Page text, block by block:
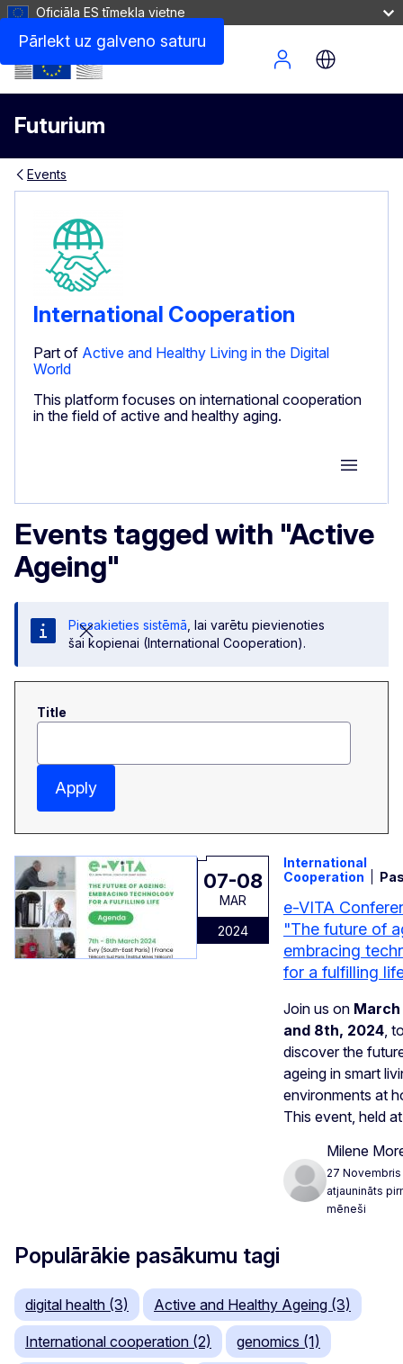
Pārlekt uz galveno saturu
Oficiāla ES tīmekļa vietne
Futurium
Site Menu
Events
International Cooperation
Part of Active and Healthy Living in the Digital
World
This platform focuses on international cooperation
in the field of active and healthy aging.
Group
Events tagged with "Active
Ageing"
Piesakieties sistēmā , lai varētu pievienoties
šai kopienai (International Cooperation).
Title
Apply
07-08
MAR
2024
International
Cooperation
e-VITA
"The future of
embracing
for a fulfilling
Join us on
and 8th, 2024,
discover the
ageing in smart
environments at
This event, held at
Milene
27
atjaunināts
mēneši
Populārākie pasākumu tagi
digital health (3) Active and Healthy Ageing (3)
International cooperation (2) genomics (1)